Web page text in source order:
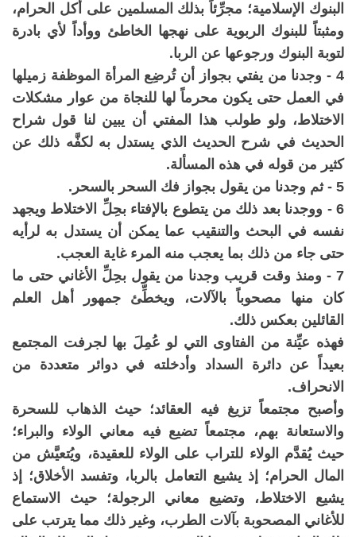
البنوك الإسلامية؛ مجرِّئاً بذلك المسلمين على أكل الحرام،
ومثبتاً للبنوك الربوية على نهجها الخاطئ ووأداً لأي بادرة
لتوبة البنوك ورجوعها عن الربا.
4 - وجدنا من يفتي بجواز أن تُرضِع المرأة الموظفة زميلها
في العمل حتى يكون محرماً لها للنجاة من عوار مشكلات
الاختلاط، ولو طولب هذا المفتي أن يبين لنا قول شراح
الحديث في شرح الحديث الذي يستدل به لكفَّه ذلك عن
كثير من قوله في هذه المسألة.
5 - ثم وجدنا من يقول بجواز فك السحر بالسحر.
6 - ووجدنا بعد ذلك من يتطوع بالإفتاء بحِلِّ الاختلاط ويجهد
نفسه في البحث والتنقيب عما يمكن أن يستدل به لرأيه
حتى جاء من ذلك بما يعجب منه المرء غاية العجب.
7 - ومنذ وقت قريب وجدنا من يقول بحِلِّ الأغاني حتى ما
كان منها مصحوباً بالآلات، ويخطِّئ جمهور أهل العلم
القائلين بعكس ذلك.
فهذه عيِّنة من الفتاوى التي لو عُمِلَ بها لجرفت المجتمع
بعيداً عن دائرة السداد وأدخلته في دوائر متعددة من
الانحراف.
وأصبح مجتمعاً تزيغ فيه العقائد؛ حيث الذهاب للسحرة
والاستعانة بهم، مجتمعاً تضيع فيه معاني الولاء والبراء؛
حيث يُقدَّم الولاء للتراب على الولاء للعقيدة، ويُتعيَّش من
المال الحرام؛ إذ يشيع التعامل بالربا، وتفسد الأخلاق؛ إذ
يشيع الاختلاط، وتضيع معاني الرجولة؛ حيث الاستماع
للأغاني المصحوبة بآلات الطرب، وغير ذلك مما يترتب على